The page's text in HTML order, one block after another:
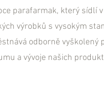
parafarmak, který sídlí
výrobků s vysokým
odborně vyškolený
a vývoje našich